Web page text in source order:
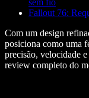
Fallout 76:
Com um design
posiciona como uma
precisão, velocidade
review completo do